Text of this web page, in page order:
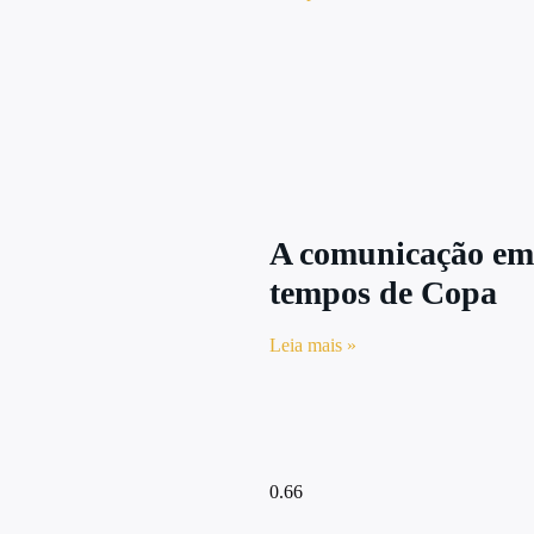
A comunicação em
tempos de Copa
Leia mais »